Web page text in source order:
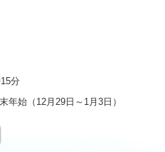
分
年始（12月29日～1月3日）